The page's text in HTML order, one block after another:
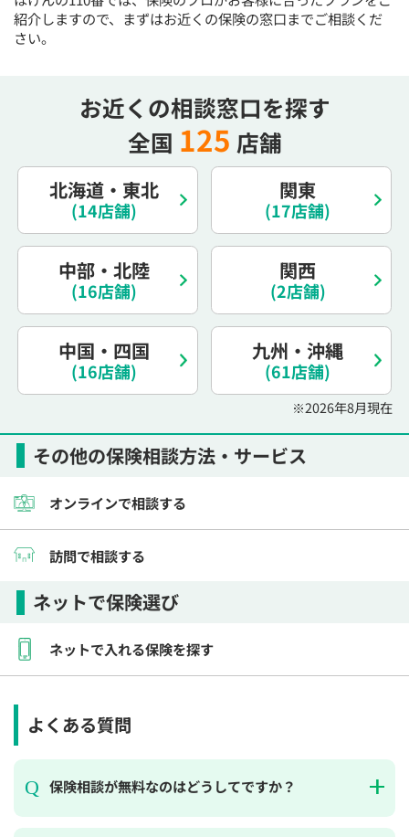
紹介しますので、まずはお近くの保険の窓口までご相談くだ
さい。
その他の保険相談方法・サービス
オンラインで相談する
訪問で相談する
ネットで保険選び
ネットで入れる保険を探す
お近くの相談窓口を探す
全国 125 店舗
北海道・東北
(14店舗)
関東
(17店舗)
中部・北陸
(16店舗)
関西
(2店舗)
中国・四国
(16店舗)
九州・沖縄
(61店舗)
※2026年8月現在
よくある質問
保険相談が無料なのはどうしてですか？